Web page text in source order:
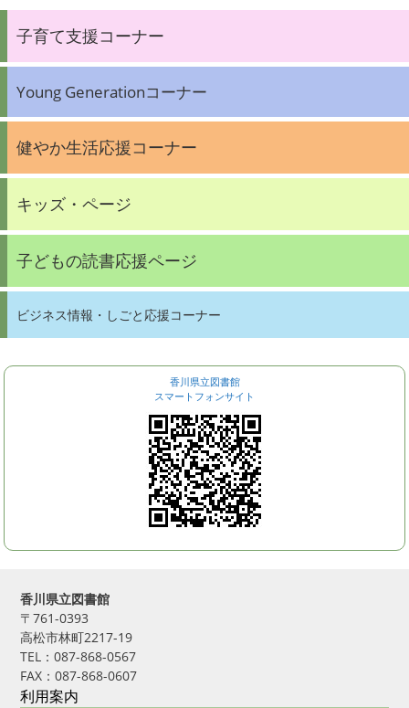
子育て支援コーナー
Young Generationコーナー
健やか生活応援コーナー
キッズ・ページ
子どもの読書応援ページ
ビジネス情報・しごと応援コーナー
香川県立図書館
スマートフォンサイト
香川県立図書館
〒761-0393
高松市林町2217-19
TEL：087-868-0567
FAX：087-868-0607
利用案内